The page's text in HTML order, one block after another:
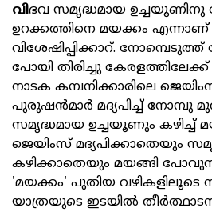
വിഭവ സമൃദ്ധമായ ഉച്ചയൂണിനു
ഉറക്കത്തിനെ മയക്കം
വിശേഷിപ്പിക്കാറ്. നോമ്പെടുത്ത്
പോയി തിരിച്ചു
നാടക കമ്പനിക്കാരിലെ
പുരുഷൻമാർ മദ്യപിച്ച് നോമ്പു
സമൃദ്ധമായ ഉച്ചയൂണും കഴിച്ച്
ജെയിംസ് മദ്യപിക്കാതെയും
കഴിക്കാതെയും മയങ്ങി
'മയക്കം' പുതിയ വഴികളിലൂടെ
യാത്രയുടെ ഇടയിൽ